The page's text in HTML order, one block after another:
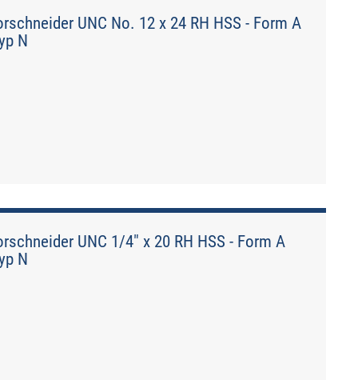
UNC No. 12 x 24 RH HSS - Form A
N
UNC 1/4" x 20 RH HSS - Form A
N